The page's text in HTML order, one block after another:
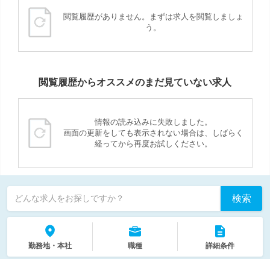
閲覧履歴がありません。まずは求人を閲覧しましょ
う。
閲覧履歴からオススメのまだ見ていない求人
情報の読み込みに失敗しました。
画面の更新をしても表示されない場合は、しばらく
経ってから再度お試しください。
どんな求人をお探しですか？ 検索
勤務地・本社 職種 詳細条件